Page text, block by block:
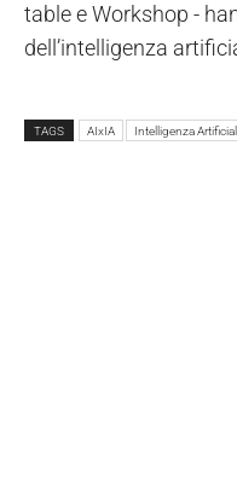
table e Workshop -
dell’intelligenza
TAGS AIxIA Intelligenza